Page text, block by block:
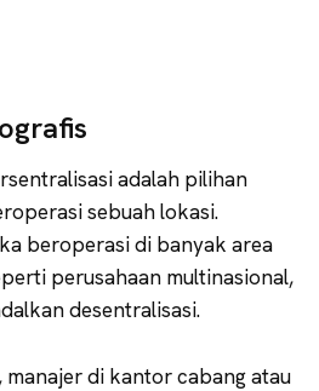
adalah pilihan
sebuah lokasi.
beroperasi di banyak area
perusahaan multinasional,
desentralisasi.
manajer di kantor cabang atau